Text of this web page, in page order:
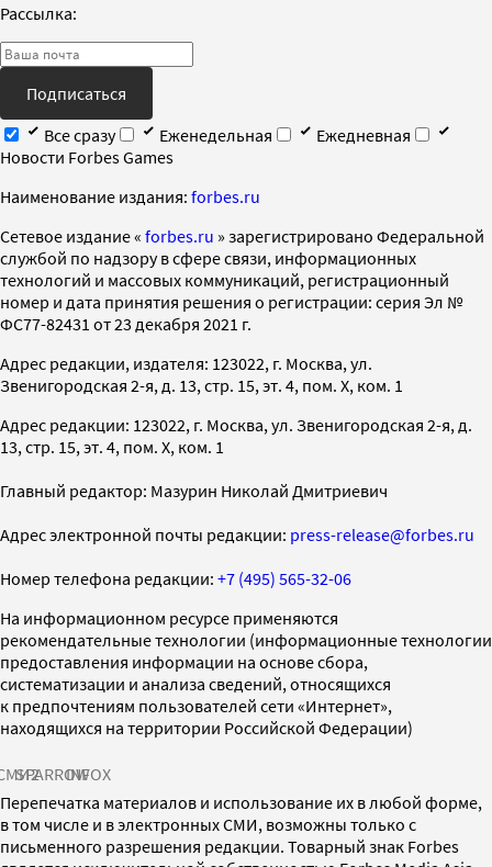
Рассылка:
Подписаться
Все сразу
Еженедельная
Ежедневная
Новости Forbes Games
Наименование издания: forbes.ru
Cетевое издание « forbes.ru » зарегистрировано Федеральной
службой по надзору в сфере связи, информационных
технологий и массовых коммуникаций, регистрационный
номер и дата принятия решения о регистрации: серия Эл №
ФС77-82431 от 23 декабря 2021 г.
Адрес редакции, издателя: 123022, г. Москва, ул.
Звенигородская 2-я, д. 13, стр. 15, эт. 4, пом. X, ком. 1
Адрес редакции: 123022, г. Москва, ул. Звенигородская 2-я, д.
13, стр. 15, эт. 4, пом. X, ком. 1
Главный редактор: Мазурин Николай Дмитриевич
Адрес электронной почты редакции: press-release@forbes.ru
Номер телефона редакции: +7 (495) 565-32-06
На информационном ресурсе применяются
рекомендательные технологии (информационные технологии
предоставления информации на основе сбора,
систематизации и анализа сведений, относящихся
к предпочтениям пользователей сети «Интернет»,
находящихся на территории Российской Федерации)
SPARROWINFOX
Перепечатка материалов и использование их в любой форме,
в том числе и в электронных СМИ, возможны только с
письменного разрешения редакции. Товарный знак Forbes